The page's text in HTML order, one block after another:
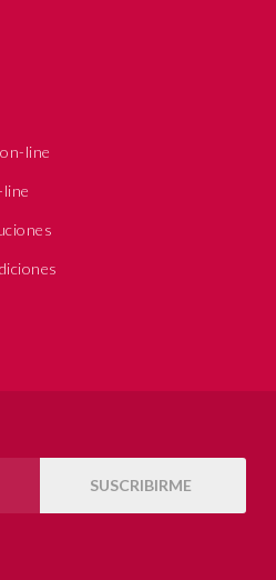
SUSCRIBIRME
line
line